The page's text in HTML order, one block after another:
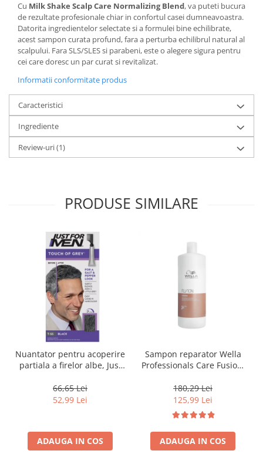
Cu Milk Shake Scalp Care Normalizing Blend, va puteti bucura
de rezultate profesionale chiar in confortul casei dumneavoastra.
Datorita ingredientelor selectate si a formulei bine echilibrate,
acest sampon curata profund, fara a perturba echilibrul natural al
scalpului. Fara SLS/SLES si parabeni, este o alegere sigura pentru
cei care doresc un par curat si revitalizat.
Informatii conformitate produs
Caracteristici
Ingrediente
Review-uri(1)
PRODUSE SIMILARE
Nuantator pentru acoperire
partiala a firelor albe, Just
Touch of Grey, 40 g
66,65 Lei
52,99 Lei
ADAUGA IN COS
Sampon reparator Wella
Professionals Care Fusion,
180,29 Lei
125,99 Lei
ADAUGA IN COS